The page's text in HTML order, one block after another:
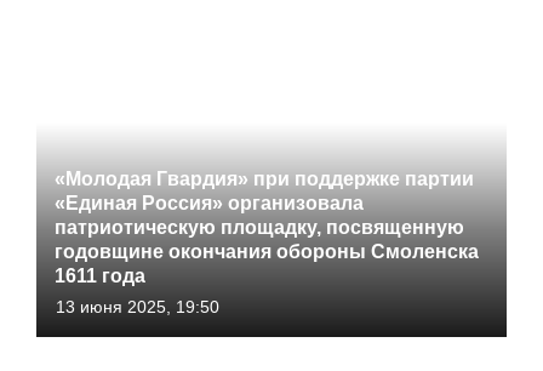
«Молодая Гвардия» при поддержке партии
«Единая Россия» организовала
патриотическую площадку, посвященную
годовщине окончания обороны Смоленска
1611 года
13 июня 2025, 19:50